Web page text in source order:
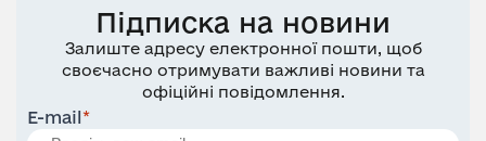
Підписка на новини
Залиште адресу електронної пошти, щоб
своєчасно отримувати важливі новини та
офіційні повідомлення.
E-mail*